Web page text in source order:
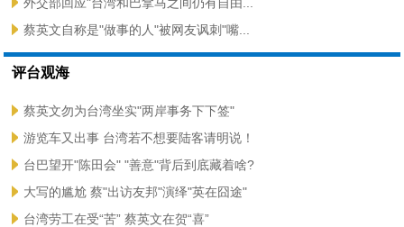
蔡英文自称是"做事的人"被网友讽刺"嘴...
评台观海
蔡英文勿为台湾坐实"两岸事务下下签"
游览车又出事 台湾若不想要陆客请明说！
台巴望开"陈田会" "善意"背后到底藏着啥?
大写的尴尬 蔡"出访友邦"演绎"英在囧途"
台湾劳工在受“苦” 蔡英文在贺“喜”